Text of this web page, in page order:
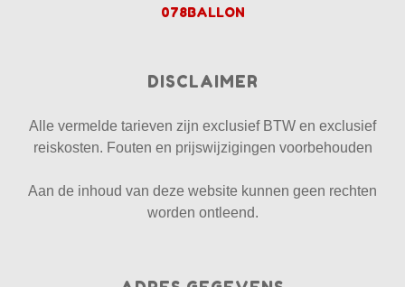
078BALLON
DISCLAIMER
Alle vermelde tarieven zijn exclusief BTW en exclusief
reiskosten. Fouten en prijswijzigingen voorbehouden
Aan de inhoud van deze website kunnen geen rechten
worden ontleend.